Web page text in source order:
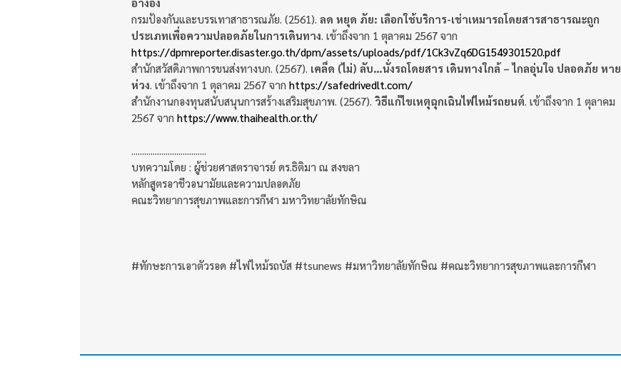
กรมป้องกันและบรรเทาสาธารณภัย. (2561). ลด หยุด ภัย: เลือกใช้บริการ-เช่าเหมารถโดยสารสาธารณะถูก
ประเภทเพื่อความปลอดภัยในการเดินทาง. เข้าถึงจาก 1 ตุลาคม 2567 จาก
https://dpmreporter.disaster.go.th/dpm/assets/uploads/pdf/1Ck3vZq6DG1549301520.pdf
สำนักสวัสดิภาพการขนส่งทางบก. (2567). เคล็ด (ไม่) ลับ…นั่งรถโดยสาร เดินทางใกล้ – ไกลอุ่นใจ ปลอดภัย หาย
ห่วง. เข้าถึงจาก 1 ตุลาคม 2567 จาก https://safedrivedlt.com/
สำนักงานกองทุนสนับสนุนการสร้างเสริมสุขภาพ. (2567). วิธีแก้ไขเหตุฉุกเฉินไฟไหม้รถยนต์. เข้าถึงจาก 1 ตุลาคม
2567 จาก https://www.thaihealth.or.th/
...................................
บทความโดย : ผู้ช่วยศาสตราจารย์ ดร.ธิติมา ณ สงขลา
หลักสูตรอาชีวอนามัยและความปลอดภัย
คณะวิทยาการสุขภาพและการกีฬา มหาวิทยาลัยทักษิณ
#ทักษะการเอาตัวรอด #ไฟไหม้รถบัส #tsunews #มหาวิทยาลัยทักษิณ #คณะวิทยาการสุขภาพและการกีฬา